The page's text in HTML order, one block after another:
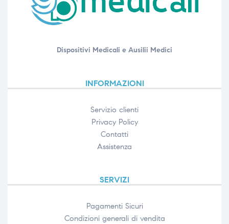
Dispositivi Medicali e Ausilii Medici
INFORMAZIONI
Servizio clienti
Privacy Policy
Contatti
Assistenza
SERVIZI
Pagamenti Sicuri
Condizioni generali di vendita